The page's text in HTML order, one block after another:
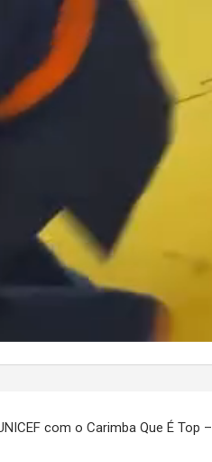
com o Carimba Que É Top –